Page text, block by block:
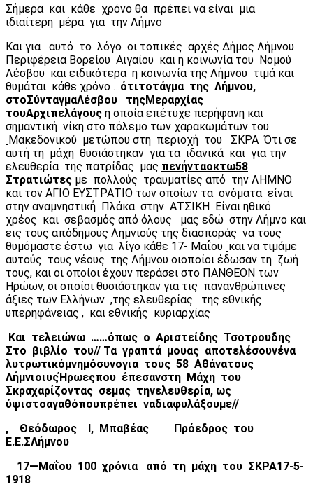
Σήμερα και κάθε χρόνο θα πρέπει να είναι μια
ιδιαίτερη μέρα για την Λήμνο
Και για αυτό το λόγο οι τοπικές αρχές Δήμος Λήμνου
Περιφέρεια Βορείου Αιγαίου και η κοινωνία του Νομού
Λέσβου και ειδικότερα η κοινωνία της Λήμνου τιμά και
θυμάται κάθε χρόνο …ότιτοτάγμα της Λήμνου,
στοΣύνταγμαΛέσβου τηςΜεραρχίας
τουΑρχιπελάγους η οποία επέτυχε περήφανη και
σημαντική νίκη στο πόλεμο των χαρακωμάτων του
Μακεδονικού μετώπου στη περιοχή του ΣΚΡΑ Ότι σε
αυτή τη μάχη θυσιάστηκαν για τα ιδανικά και για την
ελευθερία της πατρίδας μας πενήνταοκτω58
Στρατιώτες με πολλούς τραυματίες από την ΛΗΜΝΟ
και τον ΑΓΙΟ ΕΥΣΤΡΑΤΙΟ των οποίων τα ονόματα είναι
στην αναμνηστική Πλάκα στην ΑΤΣΙΚΗ Είναι ηθικό
χρέος και σεβασμός από όλους μας εδώ στην Λήμνο και
εις τους απόδημους Λημνιούς της διασποράς να τους
θυμόμαστε έστω για λίγο κάθε 17- Μαΐου και να τιμάμε
αυτούς τους νέους της Λήμνου οιοποίοι έδωσαν τη ζωή
τους, και οι οποίοι έχουν περάσει στο ΠΑΝΘΕΟΝ των
Ηρώων, οι οποίοι θυσιάστηκαν για τις πανανθρώπινες
άξιες των Ελλήνων ,της ελευθερίας της εθνικής
υπερηφάνειας , και εθνικής κυριαρχίας
Και τελειώνω ……όπως ο Αριστείδης Τσοτρουδης
Στο βιβλίο του// Τα γραπτά μουας αποτελέσουνένα
λυτρωτικόμνημόσυνογια τους 58 Αθάνατους
ΛήμνιοιυςΉρωεςπου έπεσανστη Μάχη του
Σκραχαρίζοντας σεμας τηνελευθερία, ως
ύψιστοαγαθόπουπρέπει ναδιαφυλάξουμε//
, Θεόδωρος Ι, Μπαβέας Πρόεδρος του
Ε.Ε.ΣΛήμνου
17—Μαΐου 100 χρόνια από τη μάχη του ΣΚΡΑ17-5-
1918